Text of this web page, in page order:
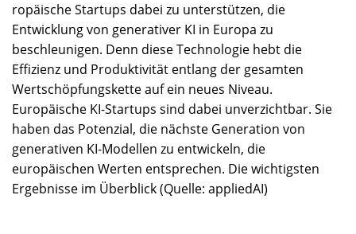
ropäische Startups dabei zu unterstützen, die
Entwicklung von generativer KI in Europa zu
beschleunigen. Denn diese Technologie hebt die
Effizienz und Produktivität entlang der gesamten
Wertschöpfungskette auf ein neues Niveau.
Europäische KI-Startups sind dabei unverzichtbar. Sie
haben das Potenzial, die nächste Generation von
generativen KI-Modellen zu entwickeln, die
europäischen Werten entsprechen. Die wichtigsten
Ergebnisse im Überblick (Quelle: appliedAI)